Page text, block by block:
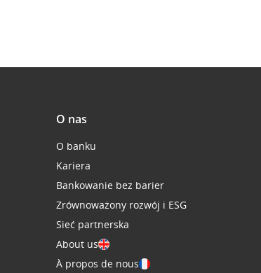
O nas
O banku
Kariera
Bankowanie bez barier
Zrównoważony rozwój i ESG
Sieć partnerska
About us
À propos de nous